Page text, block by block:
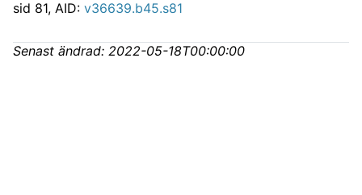
sid 81, AID: v36639.b45.s81
Senast ändrad: 2022-05-18T00:00:00